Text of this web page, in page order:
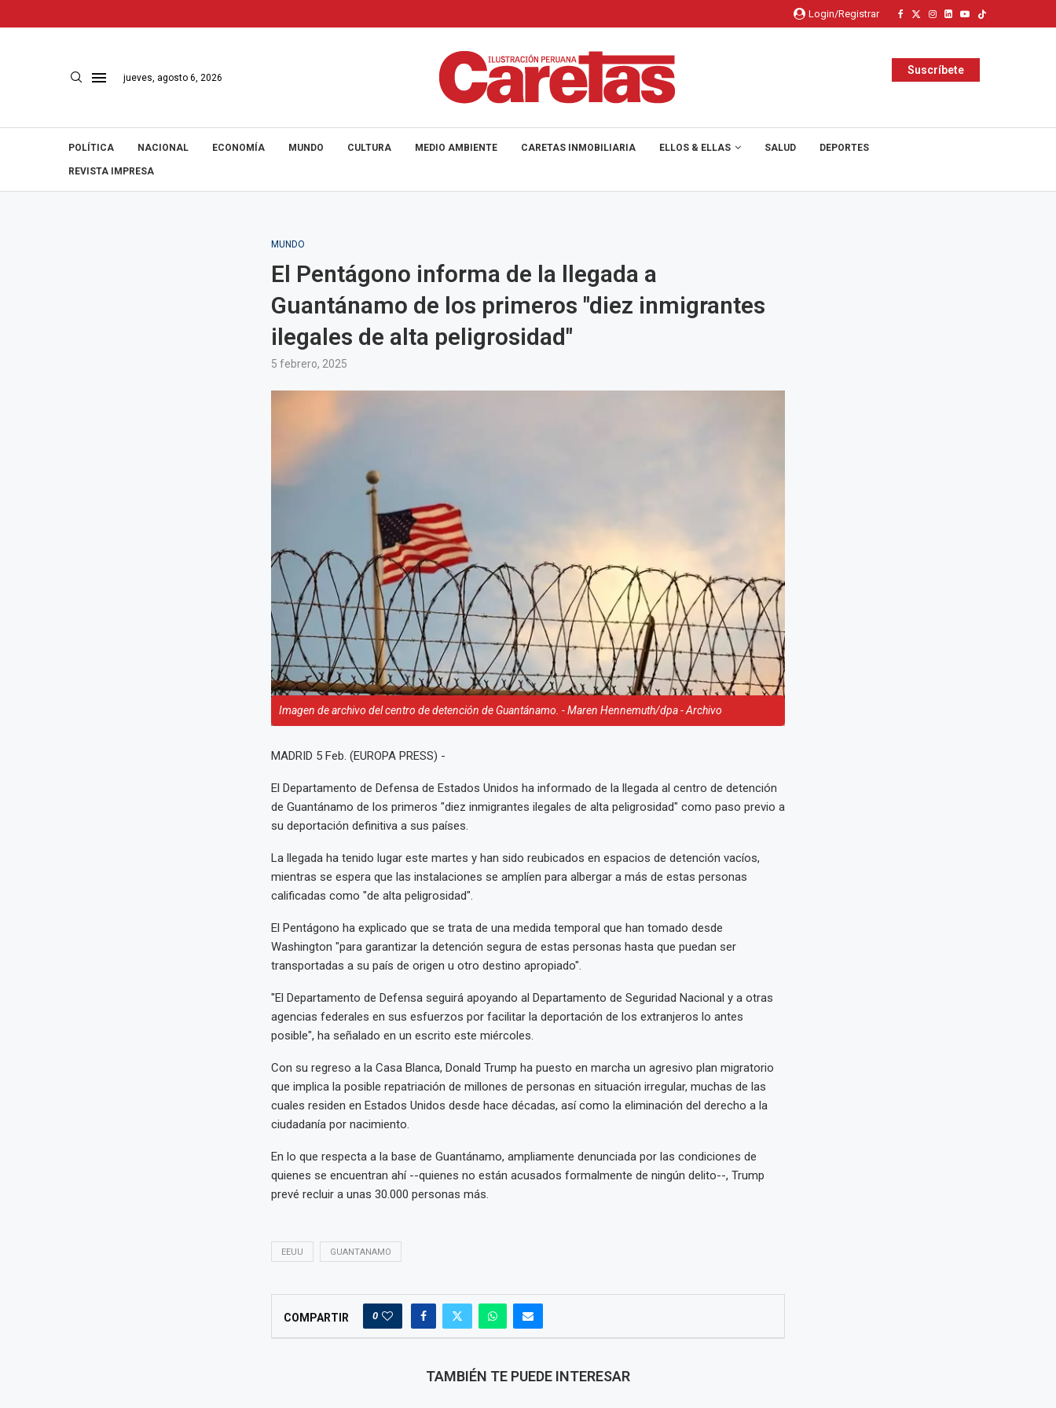
Login/Registrar
jueves, agosto 6, 2026
Suscríbete
POLÍTICA NACIONAL ECONOMÍA MUNDO CULTURA MEDIO AMBIENTE CARETAS INMOBILIARIA ELLOS & ELLAS SALUD DEPORTES
REVISTA IMPRESA
MUNDO
El Pentágono informa de la llegada a
Guantánamo de los primeros "diez inmigrantes
ilegales de alta peligrosidad"
5 febrero, 2025
Imagen de archivo del centro de detención de Guantánamo. - Maren Hennemuth/dpa - Archivo
MADRID 5 Feb. (EUROPA PRESS) -
El Departamento de Defensa de Estados Unidos ha informado de la llegada al centro de detención
de Guantánamo de los primeros "diez inmigrantes ilegales de alta peligrosidad" como paso previo a
su deportación definitiva a sus países.
La llegada ha tenido lugar este martes y han sido reubicados en espacios de detención vacíos,
mientras se espera que las instalaciones se amplíen para albergar a más de estas personas
calificadas como "de alta peligrosidad".
El Pentágono ha explicado que se trata de una medida temporal que han tomado desde
Washington "para garantizar la detención segura de estas personas hasta que puedan ser
transportadas a su país de origen u otro destino apropiado".
"El Departamento de Defensa seguirá apoyando al Departamento de Seguridad Nacional y a otras
agencias federales en sus esfuerzos por facilitar la deportación de los extranjeros lo antes
posible", ha señalado en un escrito este miércoles.
Con su regreso a la Casa Blanca, Donald Trump ha puesto en marcha un agresivo plan migratorio
que implica la posible repatriación de millones de personas en situación irregular, muchas de las
cuales residen en Estados Unidos desde hace décadas, así como la eliminación del derecho a la
ciudadanía por nacimiento.
En lo que respecta a la base de Guantánamo, ampliamente denunciada por las condiciones de
quienes se encuentran ahí --quienes no están acusados formalmente de ningún delito--, Trump
prevé recluir a unas 30.000 personas más.
EEUU GUANTANAMO
COMPARTIR 0
TAMBIÉN TE PUEDE INTERESAR